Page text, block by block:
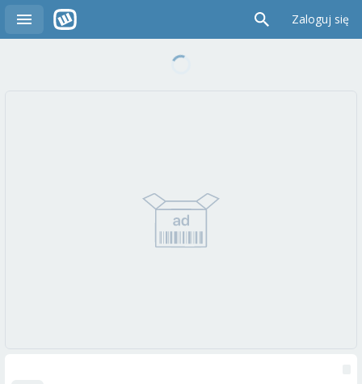
Zaloguj się